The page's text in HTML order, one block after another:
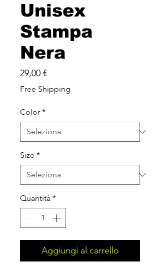
Unisex
Stampa
Nera
29,00 €Prezzo
Free Shipping
Color *
Size *
Quantità *
Aggiungi al carrello